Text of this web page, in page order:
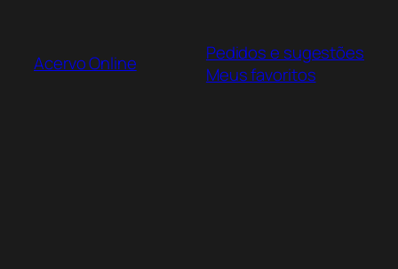
Acervo Online
Pedidos e sugestões
Meus favoritos